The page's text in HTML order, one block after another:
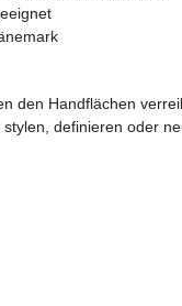
den Handflächen
definieren oder